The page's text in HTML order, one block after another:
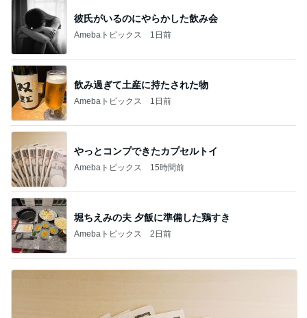
彼氏がいるのにやらかした飲み会
Amebaトピックス 1日前
飲み過ぎて土産に持たされた物
Amebaトピックス 1日前
やっとコンプできたカプセルトイ
Amebaトピックス 15時間前
堀ちえみの夫 夕飯に準備した鶏すき
Amebaトピックス 2日前